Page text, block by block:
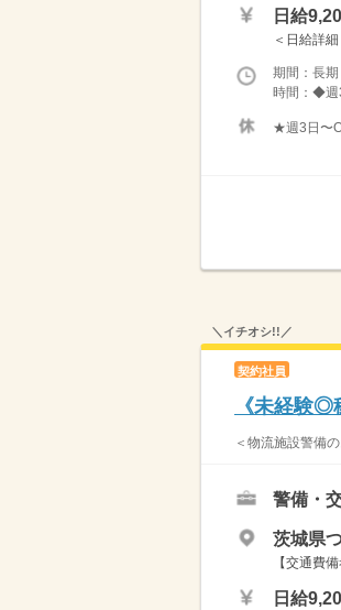
日給
＜日給詳
期間：
時間：◆週
★週3日〜
＼イチオシ!!／
契約社員
《未経験
＜物流施設警備
警備・
茨城県
【交通費
日給